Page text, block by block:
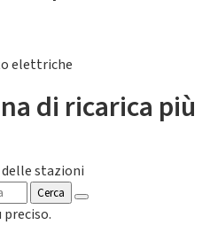
elettriche
di ricarica più
stazioni
Cerca